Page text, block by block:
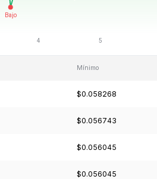
Mínimo
$0.058268
$0.056743
$0.056045
$0.056045